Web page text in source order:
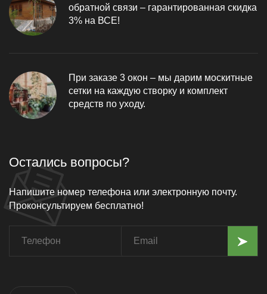
обратной связи – гарантированная скидка
3% на ВСЕ!
При заказе 3 окон – мы дарим москитные
сетки на каждую створку и комплект
средств по уходу.
Остались вопросы?
Напишите номер телефона или электронную почту.
Проконсультируем бесплатно!